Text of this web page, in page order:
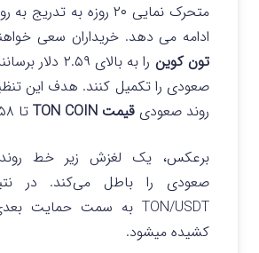
متحرک نمایی ۲۰ روزه به
ادامه می دهد. خریداران سعی
تون کوین
را به بالای
صعودی را تکمیل کنند. هدف این
روند صعودی قیمت TON COIN تا ۳.۵۸ دلار است.
برعکس، یک لغزش زیر خط
صعودی را باطل می‌کند. در
کشیده میشود.